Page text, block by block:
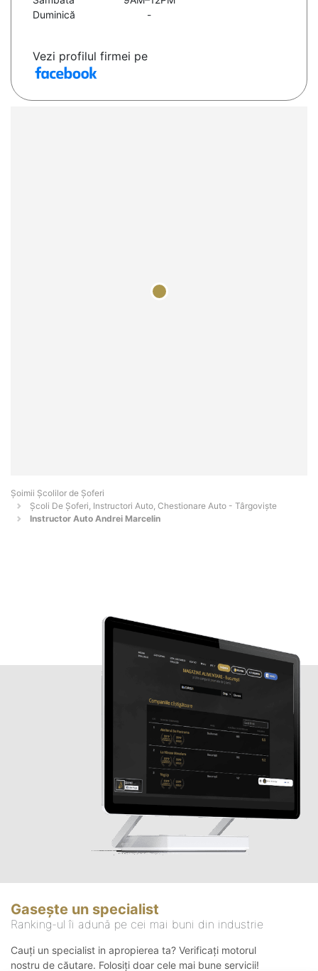
Duminică
-
Vezi profilul firmei pe
Şoimii Școlilor de Șoferi
Școli De Șoferi, Instructori Auto, Chestionare Auto - Târgovişte
Instructor Auto Andrei Marcelin
Gasește un specialist
Ranking-ul îi adună pe cei mai buni din industrie
Cauți un specialist in apropierea ta? Verificați motorul
nostru de căutare. Folosiți doar cele mai bune servicii!